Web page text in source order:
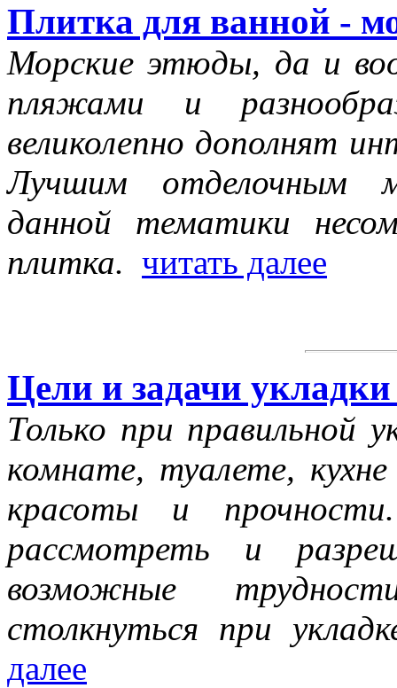
Плитка для ванной -
Морские этюды, да и
пляжами и
великолепно дополнят
Лучшим отделочным
данной тематики
плитка. читать далее
Цели и задачи
Только при правильной
комнате, туалете,
красоты и
рассмотреть и
возможные
столкнуться при
далее